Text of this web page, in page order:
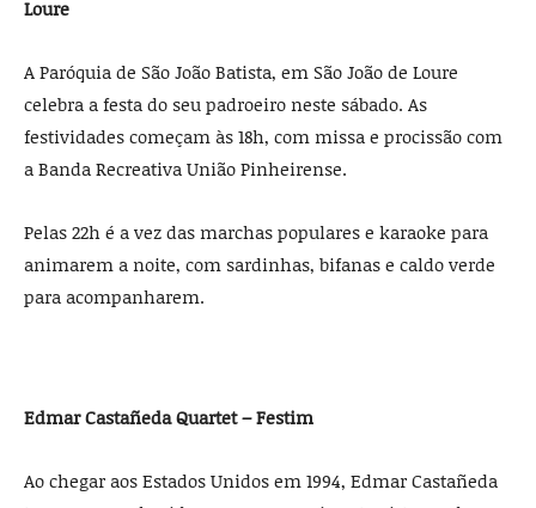
Loure
A Paróquia de São João Batista, em São João de Loure
celebra a festa do seu padroeiro neste sábado. As
festividades começam às 18h, com missa e procissão com
a Banda Recreativa União Pinheirense.
Pelas 22h é a vez das marchas populares e karaoke para
animarem a noite, com sardinhas, bifanas e caldo verde
para acompanharem.
Edmar Castañeda Quartet – Festim
Ao chegar aos Estados Unidos em 1994, Edmar Castañeda